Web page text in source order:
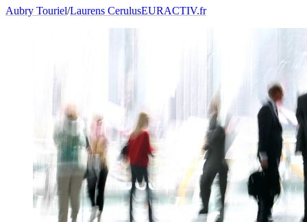
Aubry Touriel/Laurens CerulusEURACTIV.fr